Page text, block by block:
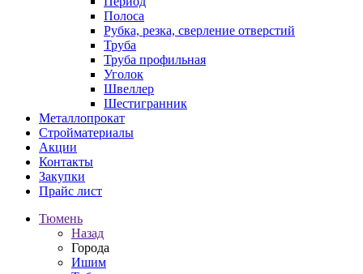
Полоса
Рубка, резка, сверление отверстий
Труба
Труба профильная
Уголок
Швеллер
Шестигранник
Металлопрокат
Стройматериалы
Акции
Контакты
Закупки
Прайс лист
Тюмень
Назад
Города
Ишим